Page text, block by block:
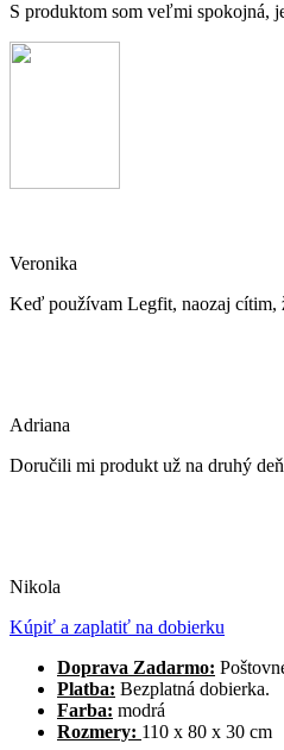
S produktom som veľmi spokojná,
Veronika
Keď používam Legfit, naozaj cítim,
Adriana
Doručili mi produkt už na druhý
Nikola
Kúpiť a zaplatiť na dobierku
Doprava Zadarmo:
Platba: Bezplatná dobierka.
Farba: modrá
Rozmery: 110 x 80 x 30 cm